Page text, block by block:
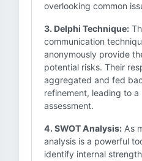
overlooking common
3. Delphi Technique:
communication
anonymously provide
potential risks. Their
aggregated and fed
refinement, leading to a
assessment.
4. SWOT Analysis: As
analysis is a powerful
identify internal